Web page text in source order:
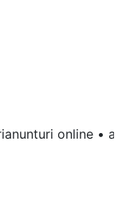
online •